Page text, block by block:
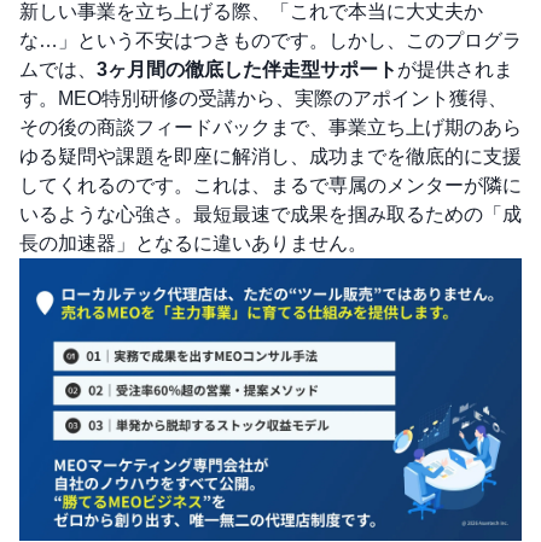
新しい事業を立ち上げる際、「これで本当に大丈夫か
な…」という不安はつきものです。しかし、このプログラ
ムでは、 3ヶ月間の徹底した伴走型サポート が提供されま
す。MEO特別研修の受講から、実際のアポイント獲得、
その後の商談フィードバックまで、事業立ち上げ期のあら
ゆる疑問や課題を即座に解消し、成功までを徹底的に支援
してくれるのです。これは、まるで専属のメンターが隣に
いるような心強さ。最短最速で成果を掴み取るための「成
長の加速器」となるに違いありません。